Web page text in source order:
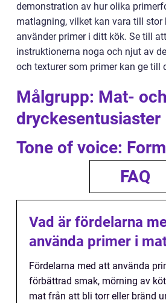
demonstration av hur olika
matlagning, vilket kan vara till stor
använder primer i ditt kök. Se till
instruktionerna noga och njut av
och texturer som primer kan ge till
Målgrupp: Mat- och
dryckesentusiaster
Tone of voice:
FAQ
Vad är fördelarna
använda primer i
Fördelarna med att använda
förbättrad smak, mörning av
mat från att bli torr eller bränd